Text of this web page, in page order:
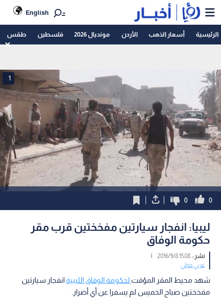
English
الرئيسية أسعار الذهب الأردن مونديال 2026 فلسطين طقس
1
0
0
ليبيا: انفجار سيارتين مفخختين قرب مقر
حكومة الوفاق
نشر :15:08 2016/9/8
|
عربي دولي
شهد محيط المقر المؤقت لحكومة الوفاق الليبيةانفجار سيارتين
مفخختين صباح الخميس لم يسفرا عن أي أضرار.